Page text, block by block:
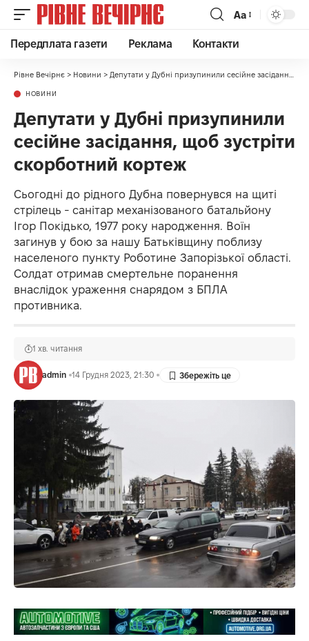
Аа
Передплата газети Реклама Контакти
Рівне Вечірнє > Новини > Депутати у Дубні призупинили сесійне засідання, щоб зустріти скорботний кортеж
НОВИНИ
Депутати у Дубні призупинили
сесійне засідання, щоб зустріти
скорботний кортеж
Сьогодні до рідного Дубна повернувся на щиті
стрілець - санітар механізованого батальйону
Ігор Покідько, 1977 року народження. Воїн
загинув у бою за нашу Батьківщину поблизу
населеного пункту Роботине Запорізької області.
Солдат отримав смертельне поранення
внаслідок ураження снарядом з БПЛА
противника.
admin 14 Грудня 2023, 21:30
1 хв. читання